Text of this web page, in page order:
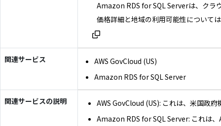
Amazon RDS for SQL Serverは、クラ
価格詳細と地域の利用可能性について
関連サービス
AWS GovCloud (US)
Amazon RDS for SQL Server
関連サービスの説明
AWS GovCloud (US): これは、米国政
Amazon RDS for SQL Server: これは